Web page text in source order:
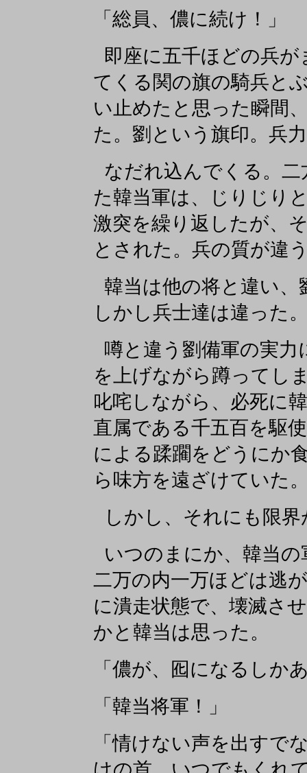
「総員、儂に続け！」
即座に五千ほどの兵
てくる関の旗の騎兵と
い止めたと思った瞬間
た。劉という旗印。兵
なだれ込んでくる。
た韓当軍は、じりじり
激突を繰り返したが、
とされた。兵の質が違
韓当は他の将と違い
しかし兵士達は違った
噂と違う劉備軍の実
を上げながら蹲ってし
叱咤しながら、必死に
直属である千五百を駆
による蹂躙をどうにか
ら味方を遠ざけていた
しかし、それにも限
いつのまにか、韓当
二万の内一万ほどは逃
に潰走状態で、壊滅さ
かと韓当は思った。
「儂が、囮になるしか
「韓当将軍！」
「情けない声を出す